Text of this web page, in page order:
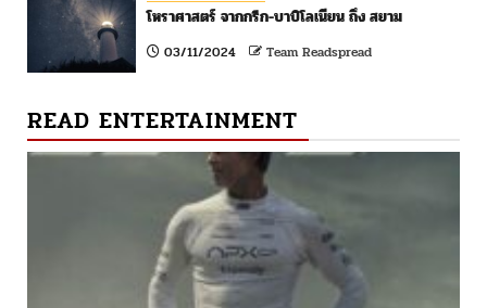
โหราศาสตร์ จากกรีก-บาบิโลเนียน ถึง สยาม
03/11/2024 Team Readspread
READ ENTERTAINMENT